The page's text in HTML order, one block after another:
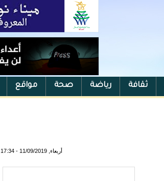
ثقافة رياضة صحة مواقع
أربعاء, 11/09/2019 - 17:34